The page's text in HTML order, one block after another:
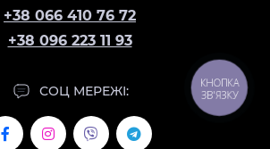
+38 066 410 76 72
+38 096 223 11 93
СОЦ МЕРЕЖІ:
КНОПКА
ЗВ'ЯЗКУ